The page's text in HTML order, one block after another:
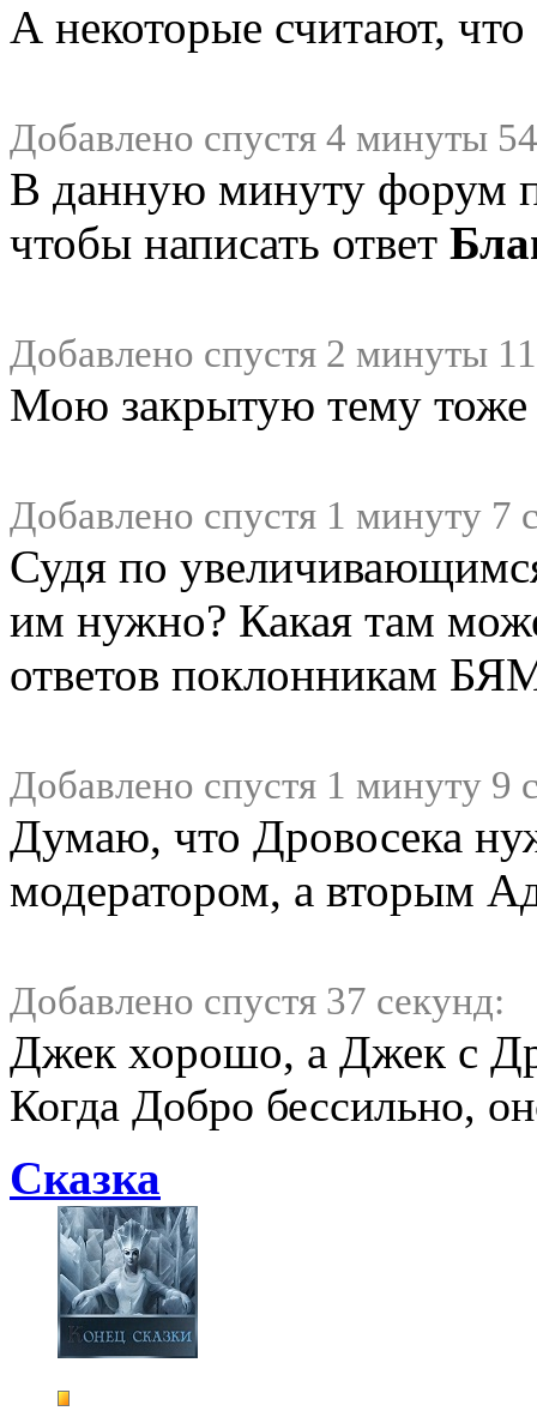
А некоторые считают,
Добавлено спустя 4 минуты
В данную минуту форум
чтобы написать ответ
Добавлено спустя 2 минуты
Мою закрытую тему
Добавлено спустя 1 минуту 7
Судя по
им нужно? Какая там
ответов поклонникам
Добавлено спустя 1 минуту 9
Думаю, что Дровосека
модератором, а вторым
Добавлено спустя 37 секунд:
Джек хорошо, а Джек с
Когда Добро бессильно,
Сказка